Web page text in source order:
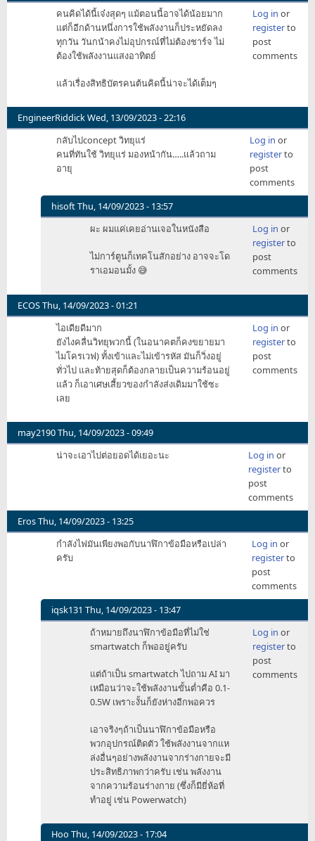
ทำให้
ความ
แรง
สัญญ
Fourpoint
คนคิดได้นี้เจ๋งสุดๆ แม้ตอนนี้อาจได้น้อยมาก
แต่ก็อีกด้านหนึ่งการใช้พลังงานก็ประหยัดลง
ทุกวัน วันกน้าคงไม่อุปกรณ์ที่ไม่ต้องชาร์จ ไม่
ต้องใช้พลังงานแสงอาทิตย์
แล้วเรื่องสิทธิบัตรคนต้นคิดนี้น่าจะได้เต็มๆ
Log in or
registerto
post
comments
EngineerRiddickWed, 13/09/2023 - 22:16
กลับไปconcept วิทยุแร่
คนที่ทันใช้ วิทยุแร่ มองหน้ากัน…..แล้วถาม
อายุ
Log in or
registerto
post
comments
hisoftThu, 14/09/2023 - 13:57
In
ไปconcept
แร่
by
EngineerRiddick
ผะ ผมแค่เคยอ่านเจอในหนังสือ
ไม่การ์ตูนก็เทคโนสักอย่าง อาจจะโด
ราเอมอนมั้ง 😅
Log in or
registerto
post
comments
ECOSThu, 14/09/2023 - 01:21
ไอเดียดีมาก
ยังไงคลื่นวิทยุพวกนี้ (ในอนาคตก็คงขยายมา
ไมโครเวฟ) ทั้งเข้าและไม่เข้ารหัส มันก็วิ่งอยู่
ทั่วไป และท้ายสุดก็ต้องกลายเป็นความร้อนอยู่
แล้ว ก็เอาเศษเสี้ยวของกำลังส่งเดิมมาใช้ซะ
เลย
Log in or
registerto
post
comments
may2190Thu, 14/09/2023 - 09:49
น่าจะเอาไปต่อยอดได้เยอะนะ
Log in or
registerto
post
comments
ErosThu, 14/09/2023 - 13:25
กำลังไฟมันเพียงพอกับนาฬิกาข้อมือหรือเปล่า
ครับ
Log in or
registerto
post
comments
iqsk131 Thu, 14/09/2023 - 13:47
In
ถ้าหมายถึงนาฬิกาข้อมือที่ไม่ใช่
smartwatch ก็พออยู่ครับ
แต่ถ้าเป็น smartwatch ไปถาม AI มา
เหมือนว่าจะใช้พลังงานขั้นต่ำคือ 0.1-
0.5W เพราะงั้นก็ยังห่างอีกพอควร
เอาจริงๆถ้าเป็นนาฬิกาข้อมือหรือ
พวกอุปกรณ์ติดตัว ใช้พลังงานจากแห
ล่งอื่นๆอย่างพลังงานจากร่างกายจะมี
ประสิทธิภาพกว่าครับ เช่น พลังงาน
จากความร้อนร่างกาย (ซึ่งก็มียี่ห้อที่
ทำอยู่ เช่น Powerwatch)
Log in or
registerto
post
comments
Hoo Thu, 14/09/2023 - 17:04